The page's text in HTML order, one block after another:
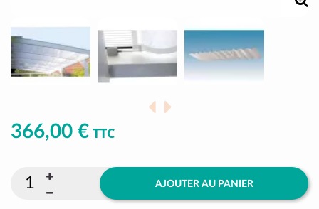
366,00 € TTC
AJOUTER AU PANIER